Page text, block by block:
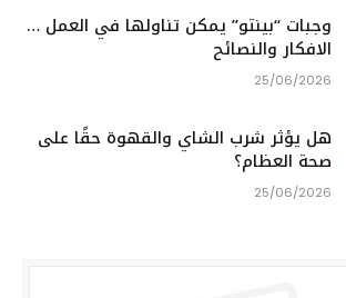
وجبات “بينتو” يمكن تناولها في العمل …
الافكار والنصائح
25/06/2026
هل يؤثر شرب الشاي والقهوة حقًا على
صحة العظام؟
25/06/2026